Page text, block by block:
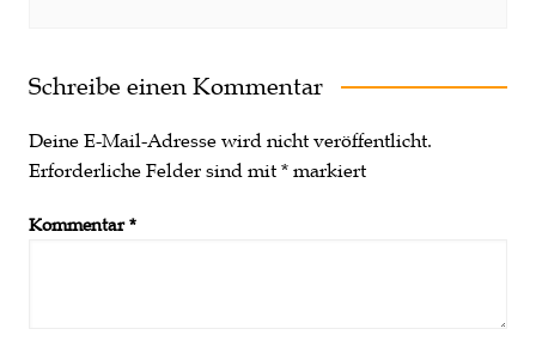
Schreibe einen Kommentar
Deine E-Mail-Adresse wird nicht veröffentlicht.
Erforderliche Felder sind mit *markiert
Kommentar*